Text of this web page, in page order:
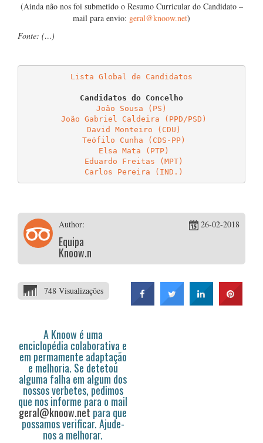
(Ainda não nos foi submetido o Resumo Curricular do Candidato –
mail para envio: geral@knoow.net)
Fonte: (…)
Lista Global de Candidatos
João Sousa (PS)
João Gabriel Caldeira (PPD/PSD)
David Monteiro (CDU)
Teófilo Cunha (CDS-PP)
Elsa Mata (PTP)
Eduardo Freitas (MPT)
Carlos Pereira (IND.)
Author:
Equipa
Knoow.net
26-02-2018
748 Visualizações
A Knoow é uma
enciclopédia colaborativa e
em permamente adaptação
e melhoria. Se detetou
alguma falha em algum dos
nossos verbetes, pedimos
que nos informe para o mail
geral@knoow.net para que
possamos verificar. Ajude-
nos a melhorar.